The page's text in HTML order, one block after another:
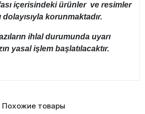
içerisindeki ürünler ve resimler
dolayısıyla korunmaktadır.
ihlal durumunda uyarı
yasal işlem başlatılacaktır.
Похожие товары